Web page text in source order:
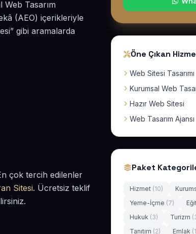
Tasarım
(AEO) içerikleriyle
gibi aramalarda
çok tercih edilenler
Sitesi. Ücretsiz teklif
Öne Çıkan
Web Sitesi Tasarımı
Kurumsal Web
Hazır Web Sitesi
Web Tasarım Ajansı
Paket
Hizmet (10)
Yeme-İçme (7)
Hukuk (3) Turizm
Tanıtım (2) Emlak